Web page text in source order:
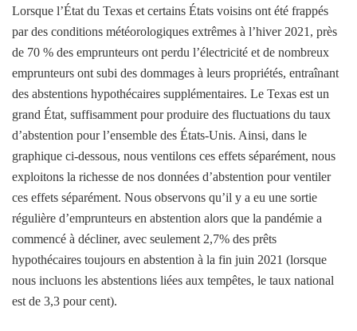
Lorsque l’État du Texas et certains États voisins ont été frappés
par des conditions météorologiques extrêmes à l’hiver 2021, près
de 70 % des emprunteurs ont perdu l’électricité et de nombreux
emprunteurs ont subi des dommages à leurs propriétés, entraînant
des abstentions hypothécaires supplémentaires. Le Texas est un
grand État, suffisamment pour produire des fluctuations du taux
d’abstention pour l’ensemble des États-Unis. Ainsi, dans le
graphique ci-dessous, nous ventilons ces effets séparément, nous
exploitons la richesse de nos données d’abstention pour ventiler
ces effets séparément. Nous observons qu’il y a eu une sortie
régulière d’emprunteurs en abstention alors que la pandémie a
commencé à décliner, avec seulement 2,7% des prêts
hypothécaires toujours en abstention à la fin juin 2021 (lorsque
nous incluons les abstentions liées aux tempêtes, le taux national
est de 3,3 pour cent).